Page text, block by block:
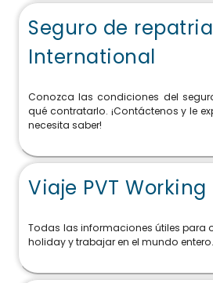
Seguro de
International
Conozca las condiciones del
qué contratarlo. ¡Contáctenos y le
necesita saber!
Viaje PVT
Todas las informaciones útiles para
holiday y trabajar en el mundo entero.